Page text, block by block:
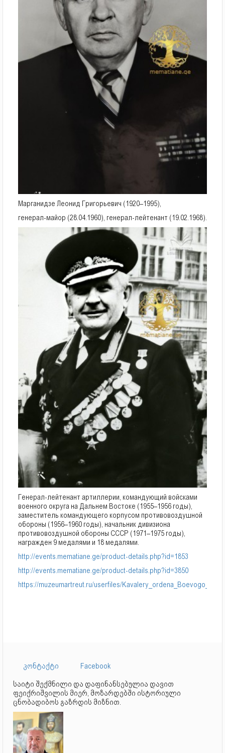
Марганидзе Леонид Григорьевич (1920–1995),
генерал-майор (28.04.1960), генерал-лейтенант (19.02.1968).
Генерал-лейтенант артиллерии, командующий войсками
военного округа на Дальнем Востоке (1955–1956 годы),
заместитель командующего корпусом противовоздушной
обороны (1956–1960 годы), начальник дивизиона
противовоздушной обороны СССР (1971–1975 годы),
награжден 9 медалями и 18 медалями.
http://events.mematiane.ge/product-details.php?id=1853
http://events.mematiane.ge/product-details.php?id=3850
https://muzeumartreut.ru/userfiles/
კონტაქტი
Facebook
საიტი შექმნილი და დაფინანსებულია დავით
ფეიქრიშვილის მიერ, მოზარდებში ისტორიული
ცნობადიბოს გაზრდის მიზნით.